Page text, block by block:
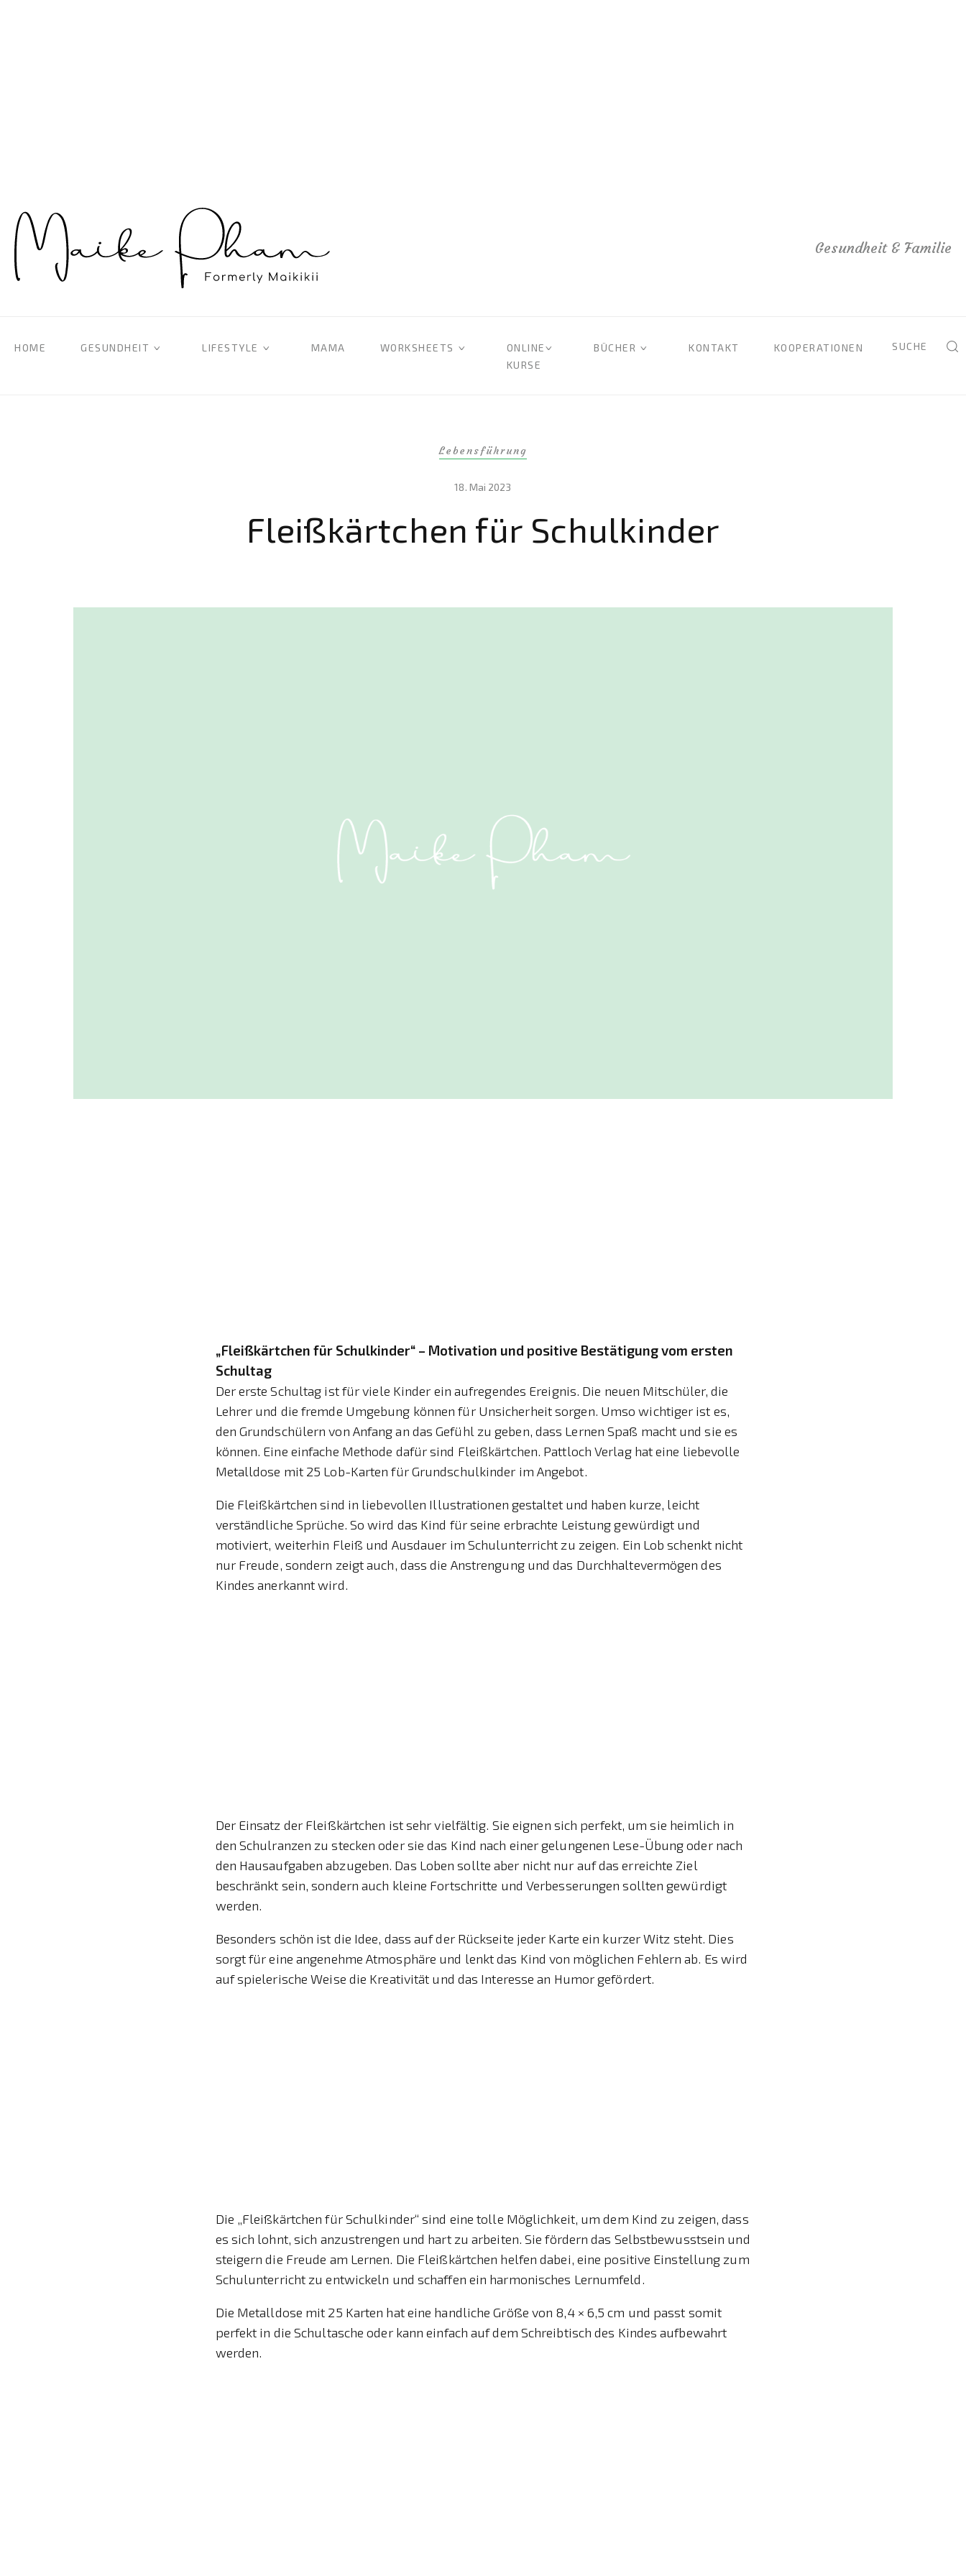
Gesundheit & Familie
HOME GESUNDHEIT LIFESTYLE MAMA WORKSHEETS
ONLINE
KURSE
BÜCHER KONTAKT KOOPERATIONEN SUCHE
Lebensführung
18. Mai 2023
Fleißkärtchen für Schulkinder
„Fleißkärtchen für Schulkinder“ – Motivation und positive Bestätigung vom ersten
Schultag
Der erste Schultag ist für viele Kinder ein aufregendes Ereignis. Die neuen Mitschüler, die
Lehrer und die fremde Umgebung können für Unsicherheit sorgen. Umso wichtiger ist es,
den Grundschülern von Anfang an das Gefühl zu geben, dass Lernen Spaß macht und sie es
können. Eine einfache Methode dafür sind Fleißkärtchen. Pattloch Verlag hat eine liebevolle
Metalldose mit 25 Lob-Karten für Grundschulkinder im Angebot.
Die Fleißkärtchen sind in liebevollen Illustrationen gestaltet und haben kurze, leicht
verständliche Sprüche. So wird das Kind für seine erbrachte Leistung gewürdigt und
motiviert, weiterhin Fleiß und Ausdauer im Schulunterricht zu zeigen. Ein Lob schenkt nicht
nur Freude, sondern zeigt auch, dass die Anstrengung und das Durchhaltevermögen des
Kindes anerkannt wird.
Der Einsatz der Fleißkärtchen ist sehr vielfältig. Sie eignen sich perfekt, um sie heimlich in
den Schulranzen zu stecken oder sie das Kind nach einer gelungenen Lese-Übung oder nach
den Hausaufgaben abzugeben. Das Loben sollte aber nicht nur auf das erreichte Ziel
beschränkt sein, sondern auch kleine Fortschritte und Verbesserungen sollten gewürdigt
werden.
Besonders schön ist die Idee, dass auf der Rückseite jeder Karte ein kurzer Witz steht. Dies
sorgt für eine angenehme Atmosphäre und lenkt das Kind von möglichen Fehlern ab. Es wird
auf spielerische Weise die Kreativität und das Interesse an Humor gefördert.
Die „Fleißkärtchen für Schulkinder“ sind eine tolle Möglichkeit, um dem Kind zu zeigen, dass
es sich lohnt, sich anzustrengen und hart zu arbeiten. Sie fördern das Selbstbewusstsein und
steigern die Freude am Lernen. Die Fleißkärtchen helfen dabei, eine positive Einstellung zum
Schulunterricht zu entwickeln und schaffen ein harmonisches Lernumfeld.
Die Metalldose mit 25 Karten hat eine handliche Größe von 8,4 × 6,5 cm und passt somit
perfekt in die Schultasche oder kann einfach auf dem Schreibtisch des Kindes aufbewahrt
werden.